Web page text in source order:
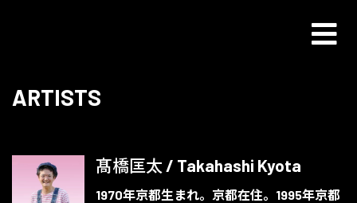
ARTISTS
髙橋匡太 / Takahashi Kyota
1970年京都生まれ。京都在住。1995年京都